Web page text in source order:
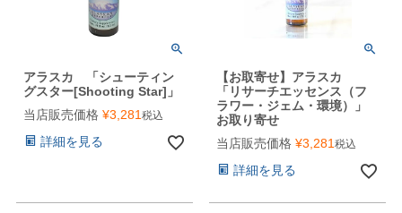
アラスカ 「シューティン
グスター[Shooting Star]」
当店販売価格 ¥3,281 税込
詳細を見る
【お取寄せ】アラスカ
「リサーチエッセンス（フ
ラワー・ジェム・環境）」
お取り寄せ
当店販売価格 ¥3,281 税込
詳細を見る